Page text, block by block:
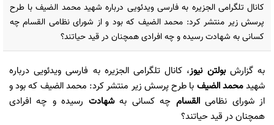
کانال تلگرامی الجزیره به فارسی ویدئویی درباره شهید محمد الضیف با طرح
پرسش زیر منتشر کرد: محمد الضیف که بود و از شورای نظامی القسام چه
کسانی به شهادت رسیده و چه افرادی همچنان در قید حیاتند؟
به گزارش بولتن نیوز، کانال تلگرامی الجزیره به فارسی ویدئویی درباره
شهیدمحمد الضیف با طرح پرسش زیر منتشر کرد: محمد الضیف که بود و
از شورای نظامیالقسام چه کسانی بهشهادت رسیده و چه افرادی
همچنان در قید حیاتند؟